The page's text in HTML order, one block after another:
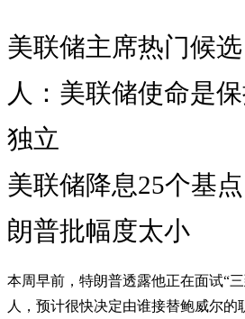
美联储主席热门候选
人：美联储使命是
独立
美联储降息25个基
朗普批幅度太小
本周早前，特朗普透露他正在面试“
人，预计很快决定由谁接替鲍威尔的